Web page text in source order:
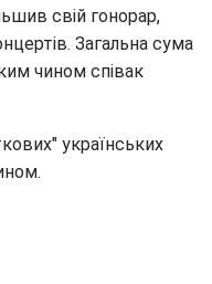
свій гонорар,
Загальна сума
чином співак
українських